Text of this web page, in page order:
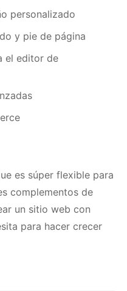
personalizado
y pie de página
el editor de
es súper flexible para
complementos de
un sitio web con
para hacer crecer